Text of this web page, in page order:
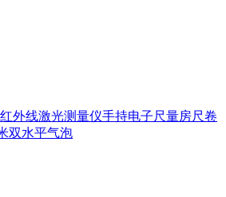
外线激光测量仪手持电子尺量房尺卷
双水平气泡